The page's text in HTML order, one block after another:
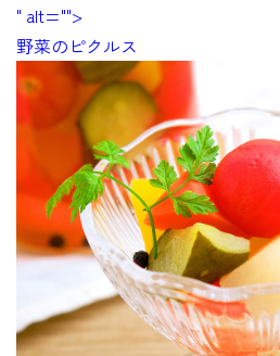
" alt="">
野菜のピクルス